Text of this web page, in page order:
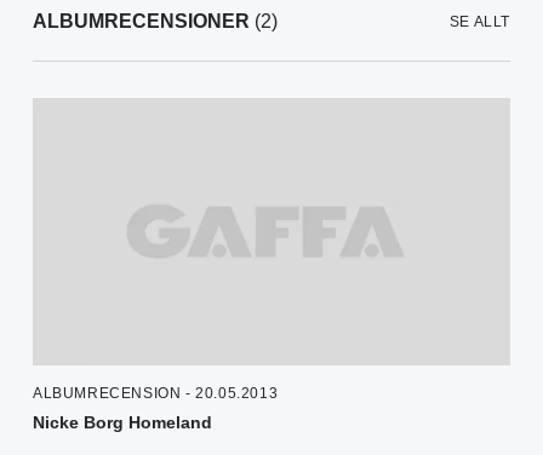
ALBUMRECENSIONER (2) SE ALLT
ALBUMRECENSION - 20.05.2013
Nicke Borg Homeland